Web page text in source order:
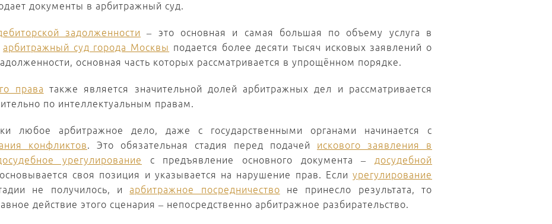
документы в арбитражный суд.
задолженности
– это основная и самая большая по объему услуга в
арбитражный суд города Москвы подается более десяти тысяч исковых заявлений о
основная часть которых рассматривается в упрощённом порядке.
права также является значительной долей арбитражных дел и рассматривается
по интеллектуальным правам.
любое арбитражное дело, даже с государственными органами начинается с
конфликтов. Это обязательная стадия перед подачей искового заявления в
урегулирование с предъявление основного документа – досудебной
своя позиция и указывается на нарушение прав. Если урегулирование
не получилось, иарбитражное посредничество не принесло результата, то
действие этого сценария – непосредственно арбитражное разбирательство.